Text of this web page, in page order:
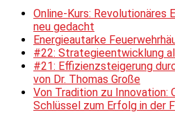
Online-Kurs:
neu gedacht
Energieautarke
#22: Strategieentwicklung
#21: Effizienzsteigerung
von Dr. Thomas Große
Von Tradition zu Innovation:
Schlüssel zum Erfolg in der